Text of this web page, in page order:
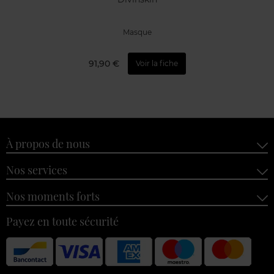
Masque
91,90 € Voir la fiche
À propos de nous
Nos services
Nos moments forts
Payez en toute sécurité